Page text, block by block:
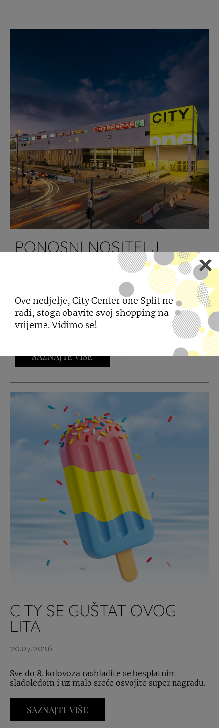
PONOSNI NOSITELJ
DGNB GOLD CERTIFIKATA
Certifikat Gold potvrđuje da je City Center one
Split ispunio zahtjevne kriterije za sva tri
područja održivosti.
SAZNAJTE VIŠE
CITY SE GUŠTAT OVOG
LITA
20.07.2026
Sve do 8. kolovoza rashladite se besplatnim
sladoledom i uz malo sreće osvojite super nagradu.
SAZNAJTE VIŠE
Ove nedjelje, City Center one Split ne
radi, stoga obavite svoj shopping na
vrijeme. Vidimo se!